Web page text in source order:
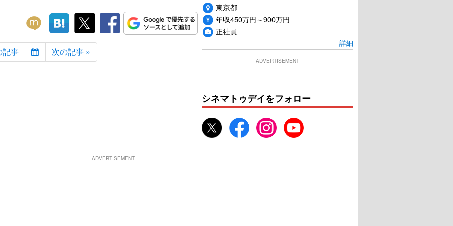
記事 次の記事 »
東京都
年収450万円～900万円
正社員
詳細
ADVERTISEMENT
シネマトゥデイをフォロー
ADVERTISEMENT